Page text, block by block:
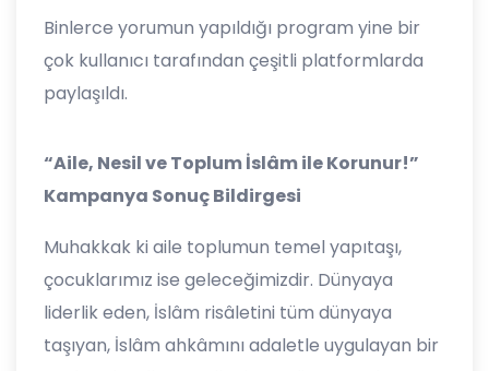
Binlerce yorumun yapıldığı program yine bir
çok kullanıcı tarafından çeşitli platformlarda
paylaşıldı.
“Aile, Nesil ve Toplum İslâm ile Korunur!”
Kampanya Sonuç Bildirgesi
Muhakkak ki aile toplumun temel yapıtaşı,
çocuklarımız ise geleceğimizdir. Dünyaya
liderlik eden, İslâm risâletini tüm dünyaya
taşıyan, İslâm ahkâmını adaletle uygulayan bir